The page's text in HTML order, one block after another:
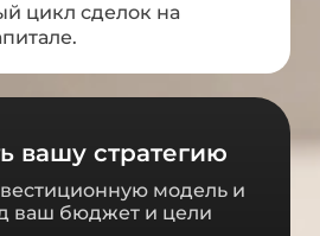
цикл сделок на
вашу стратегию
модель и
ваш бюджет и цели